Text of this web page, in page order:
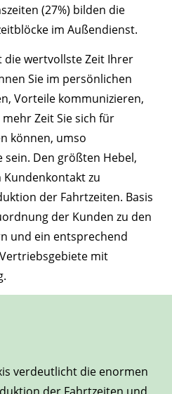
(27%) bilden die
im Außendienst.
die wertvollste Zeit Ihrer
Sie im persönlichen
Vorteile kommunizieren,
Zeit Sie sich für
können, umso
Den größten Hebel,
zu
der Fahrtzeiten. Basis
der Kunden zu den
und ein entsprechend
mit
verdeutlicht die enormen